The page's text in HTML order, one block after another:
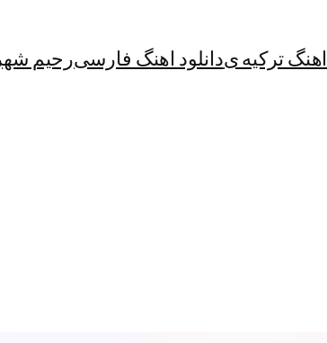
اهنگ ترکیه یدانلود اهنگ فارسیرحیم